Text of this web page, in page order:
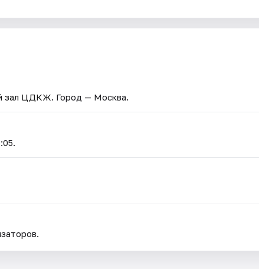
зал ЦДКЖ. Город — Москва.